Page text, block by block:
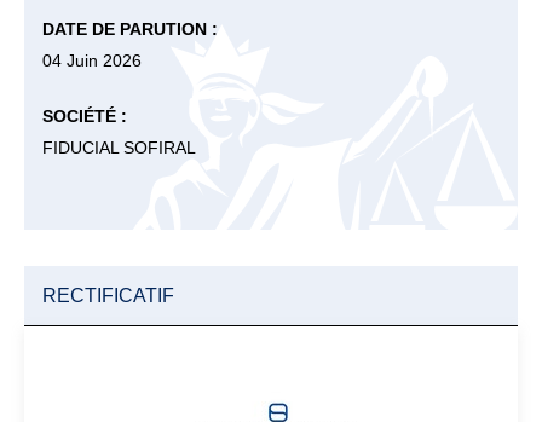
DATE DE PARUTION :
04 Juin 2026
SOCIÉTÉ :
FIDUCIAL SOFIRAL
RECTIFICATIF